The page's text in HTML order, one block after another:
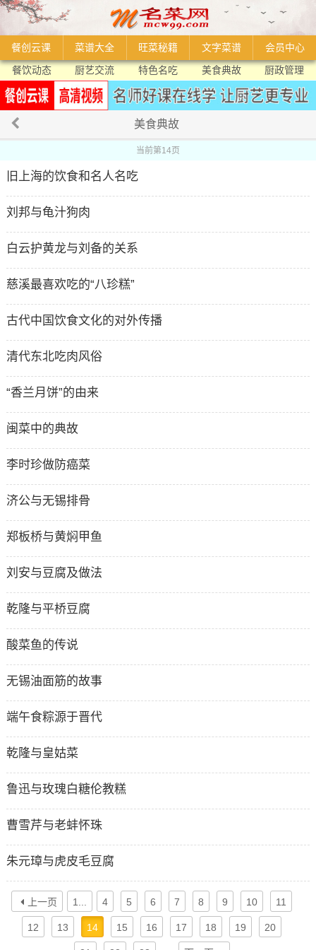
餐创云课 菜谱大全 旺菜秘籍 文字菜谱
会员中心
餐饮动态
厨艺交流 特色名吃 美食典故 厨政管理
美食典故
当前第14页
旧上海的饮食和名人名吃
刘邦与龟汁狗肉
白云护黄龙与刘备的关系
慈溪最喜欢吃的“八珍糕”
古代中国饮食文化的对外传播
清代东北吃肉风俗
“香兰月饼”的由来
闽菜中的典故
李时珍做防癌菜
济公与无锡排骨
郑板桥与黄焖甲鱼
刘安与豆腐及做法
乾隆与平桥豆腐
酸菜鱼的传说
无锡油面筋的故事
端午食粽源于晋代
乾隆与皇姑菜
鲁迅与玫瑰白糖伦教糕
曹雪芹与老蚌怀珠
朱元璋与虎皮毛豆腐
上一页 1... 4 5 6 7 8 9 10 11
12 13 14 15 16 17 18 19 20